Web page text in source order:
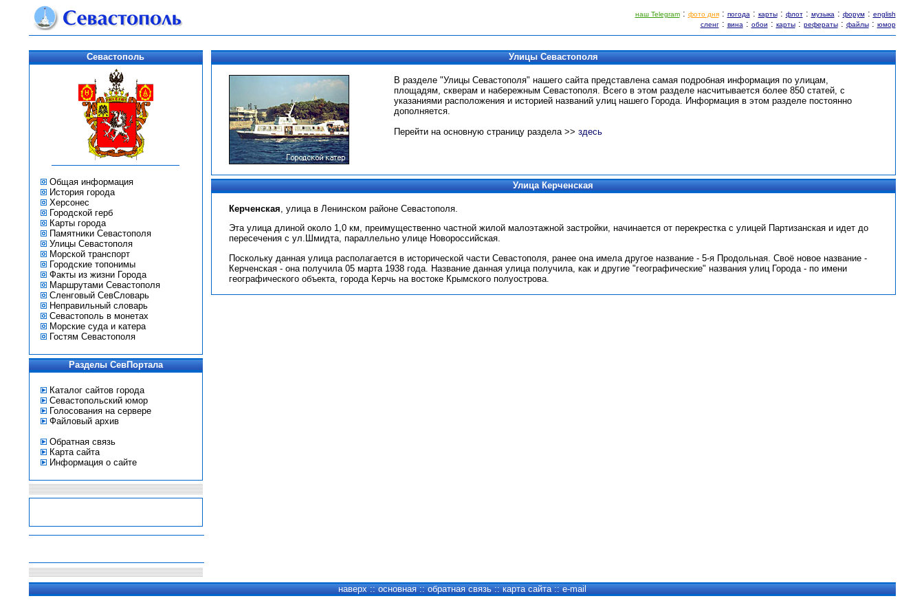
наш Telegram: фото дня: погода: карты: флот: музыка: форум: english
сленг: вина: обои : карты: рефераты: файлы: юмор
Севастополь
Общая информация
История города
Херсонес
Городской герб
Карты города
Памятники Севастополя
Улицы Севастополя
Морской транспорт
Городские топонимы
Факты из жизни Города
Маршрутами Севастополя
Сленговый СевСловарь
Неправильный словарь
Севастополь в монетах
Морские суда и катера
Гостям Севастополя
Разделы СевПортала
Каталог сайтов города
Севастопольский юмор
Голосования на сервере
Файловый архив
Обратная связь
Карта сайта
Информация о сайте
Улицы Севастополя
В разделе "Улицы Севастополя" нашего сайта представлена самая подробная информация по улицам,
площадям, скверам и набережным Севастополя. Всего в этом разделе насчитывается более 850 статей, с
указаниями расположения и историей названий улиц нашего Города. Информация в этом разделе постоянно
дополняется.
Перейти на основную страницу раздела >> здесь
Улица Керченская
Керченская, улица в Ленинском районе Севастополя.
Эта улица длиной около 1,0 км, преимущественно частной жилой малоэтажной застройки, начинается от перекрестка с улицей Партизанская и идет до
пересечения с ул.Шмидта, параллельно улице Новороссийская.
Поскольку данная улица располагается в исторической части Севастополя, ранее она имела другое название - 5-я Продольная. Своё новое название -
Керченская - она получила 05 марта 1938 года. Название данная улица получила, как и другие "географические" названия улиц Города - по имени
географического объекта, города Керчь на востоке Крымского полуострова.
наверх ::основная ::обратная связь :: карта сайта::e-mail